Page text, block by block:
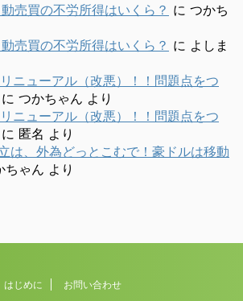
売買の不労所得はいくら？ に つかち
売買の不労所得はいくら？ に よしま
ニューアル（改悪）！！問題点をつ
に つかちゃん より
ニューアル（改悪）！！問題点をつ
に 匿名 より
は、外為どっとこむで！豪ドルは移動
ちゃん より
はじめに お問い合わせ